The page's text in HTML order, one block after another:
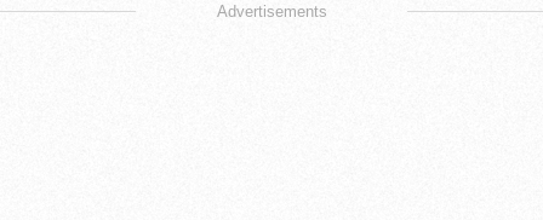
Advertisements